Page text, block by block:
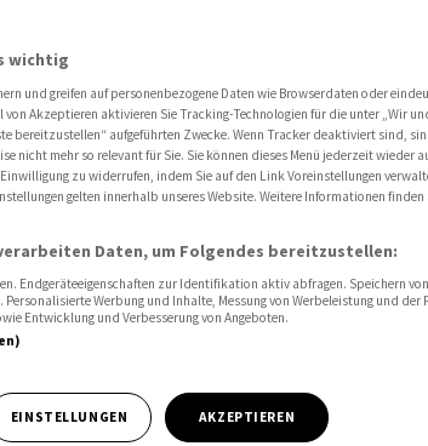
BURG
wichtig
und greifen auf personenbezogene Daten wie Browserdaten oder
von Akzeptieren aktivieren Sie Tracking-Technologien für die unter „Wir
bereitzustellen“ aufgeführten Zwecke. Wenn Tracker deaktiviert sind,
nicht mehr so relevant für Sie. Sie können dieses Menü jederzeit wieder
zu widerrufen, indem Sie auf den Link Voreinstellungen
gelten innerhalb unseres Website. Weitere Informationen finden
Daten, um Folgendes bereitzustellen:
Endgeräteeigenschaften zur Identifikation aktiv abfragen. Speichern
Werbung und Inhalte, Messung von Werbeleistung und der
Entwicklung und Verbesserung von Angeboten.
EINSTELLUNGEN AKZEPTIEREN